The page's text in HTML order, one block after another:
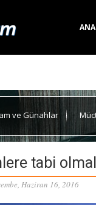
ve Günahlar
tabi
Haziran 16, 2016